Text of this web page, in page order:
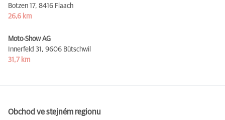
Botzen 17, 8416 Flaach
26,6 km
Moto-Show AG
Innerfeld 31, 9606 Bütschwil
31,7 km
Obchod ve stejném regionu